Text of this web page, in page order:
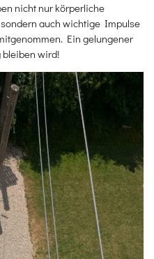
nicht nur körperliche
auch wichtige Impulse
Ein gelungener
bleiben wird!